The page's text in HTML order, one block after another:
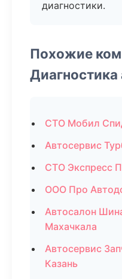
диагностики.
Похожие
Диагностика
СТО Мобил
Автосервис
СТО Экспресс
ООО Про
Автосалон
Махачкала
Автосервис
Казань